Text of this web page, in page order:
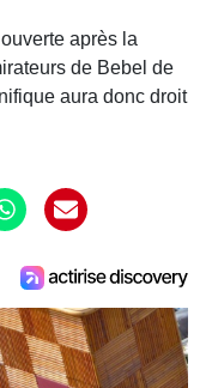
après la
de Bebel de
aura donc droit